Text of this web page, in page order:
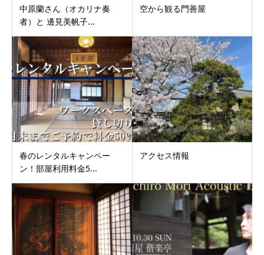
中原蘭さん（オカリナ奏
者）と 邊見美帆子...
空から観る門善屋
春のレンタルキャンペー
ン！部屋利用料金5...
アクセス情報